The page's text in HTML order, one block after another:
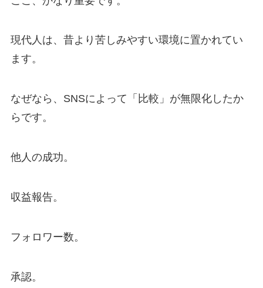
現代人は、昔より苦しみやすい環境に置かれてい
ます。
なぜなら、SNSによって「比較」が無限化したか
らです。
他人の成功。
収益報告。
フォロワー数。
承認。